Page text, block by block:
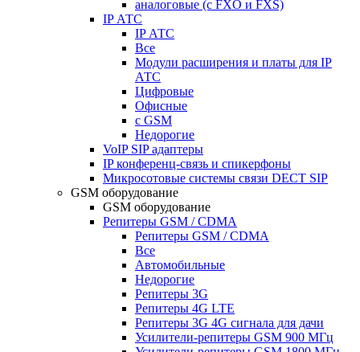
аналоговые (с FXO и FXS)
IP АТС
IP АТС
Все
Модули расширения и платы для IP
АТС
Цифровые
Офисные
с GSM
Недорогие
VoIP SIP адаптеры
IP конференц-связь и спикерфоны
Микросотовые системы связи DECT SIP
GSM оборудование
GSM оборудование
Репитеры GSM / CDMA
Репитеры GSM / CDMA
Все
Автомобильные
Недорогие
Репитеры 3G
Репитеры 4G LTE
Репитеры 3G 4G сигнала для дачи
Усилители-репитеры GSM 900 МГц